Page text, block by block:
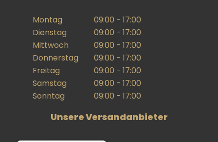
Montag
09:00 - 17:00
Dienstag
09:00 - 17:00
Mittwoch
09:00 - 17:00
Donnerstag
09:00 - 17:00
Freitag
09:00 - 17:00
Samstag
09:00 - 17:00
Sonntag
09:00 - 17:00
Unsere Versandanbieter